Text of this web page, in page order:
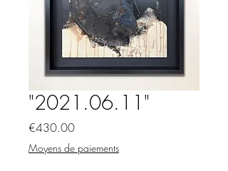
"2021.06.11"
€430.00Price
Moyens de paiements